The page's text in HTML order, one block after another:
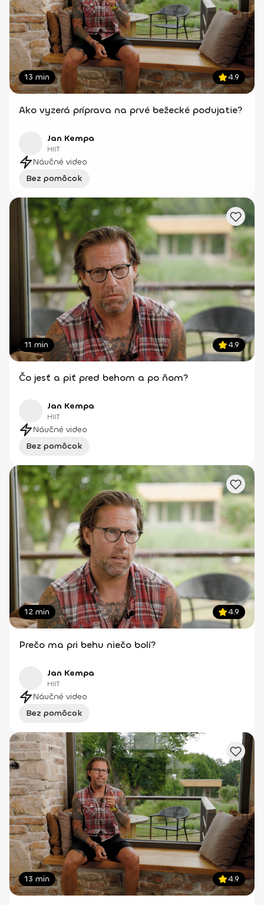
13 min 4.9
Ako vyzerá príprava na prvé bežecké podujatie?
Jan Kempa
HIIT
Náučné video
Bez pomôcok
11 min 4.9
Čo jesť a piť pred behom a po ňom?
Jan Kempa
HIIT
Náučné video
Bez pomôcok
12 min 4.9
Prečo ma pri behu niečo bolí?
Jan Kempa
HIIT
Náučné video
Bez pomôcok
13 min 4.9